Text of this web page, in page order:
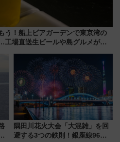
う！船上ビアガーデンで東京湾の
場直送生ビールや島グルメが美
隅田川花火大会「大混雑」を回
避する3つの鉄則！銀座線96本